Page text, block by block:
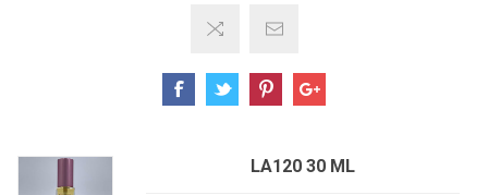
LA120 30 ML